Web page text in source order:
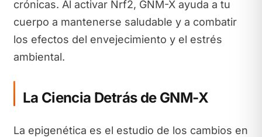
crónicas. Al activar Nrf2, GNM-X ayuda a tu
cuerpo a mantenerse saludable y a combatir
los efectos del envejecimiento y el estrés
ambiental.
La Ciencia Detrás de GNM-X
La epigenética es el estudio de los cambios en